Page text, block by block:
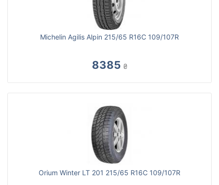
Michelin Agilis Alpin 215/65 R16C 109/107R
8385 ₴
Orium Winter LT 201 215/65 R16C 109/107R